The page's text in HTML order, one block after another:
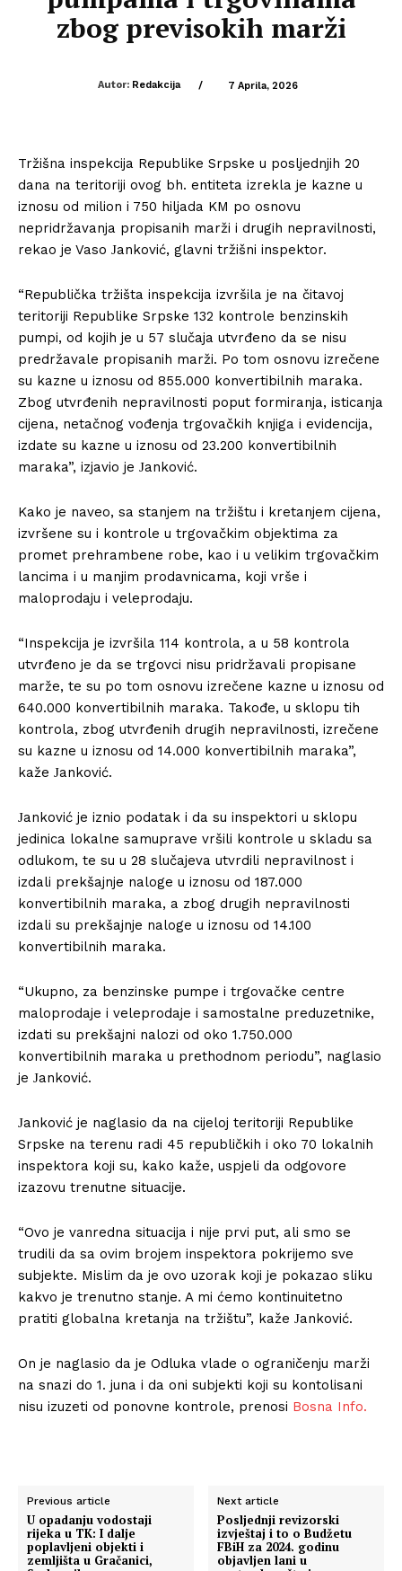
zbog previsokih marži
Autor: Redakcija / 7 Aprila, 2026
Tržišna inspekcija Republike Srpske u posljednjih 20
dana na teritoriji ovog bh. entiteta izrekla je kazne u
iznosu od milion i 750 hiljada KM po osnovu
nepridržavanja propisanih marži i drugih nepravilnosti,
rekao je Vaso Јanković, glavni tržišni inspektor.
“Republička tržišta inspekcija izvršila je na čitavoj
teritoriji Republike Srpske 132 kontrole benzinskih
pumpi, od kojih je u 57 slučaja utvrđeno da se nisu
predržavale propisanih marži. Po tom osnovu izrečene
su kazne u iznosu od 855.000 konvertibilnih maraka.
Zbog utvrđenih nepravilnosti poput formiranja, isticanja
cijena, netačnog vođenja trgovačkih knjiga i evidencija,
izdate su kazne u iznosu od 23.200 konvertibilnih
maraka”, izjavio je Јanković.
Kako je naveo, sa stanjem na tržištu i kretanjem cijena,
izvršene su i kontrole u trgovačkim objektima za
promet prehrambene robe, kao i u velikim trgovačkim
lancima i u manjim prodavnicama, koji vrše i
maloprodaju i veleprodaju.
“Inspekcija je izvršila 114 kontrola, a u 58 kontrola
utvrđeno je da se trgovci nisu pridržavali propisane
marže, te su po tom osnovu izrečene kazne u iznosu od
640.000 konvertibilnih maraka. Takođe, u sklopu tih
kontrola, zbog utvrđenih drugih nepravilnosti, izrečene
su kazne u iznosu od 14.000 konvertibilnih maraka”,
kaže Јanković.
Јanković je iznio podatak i da su inspektori u sklopu
jedinica lokalne samuprave vršili kontrole u skladu sa
odlukom, te su u 28 slučajeva utvrdili nepravilnost i
izdali prekšajnje naloge u iznosu od 187.000
konvertibilnih maraka, a zbog drugih nepravilnosti
izdali su prekšajnje naloge u iznosu od 14.100
konvertibilnih maraka.
“Ukupno, za benzinske pumpe i trgovačke centre
maloprodaje i veleprodaje i samostalne preduzetnike,
izdati su prekšajni nalozi od oko 1.750.000
konvertibilnih maraka u prethodnom periodu”, naglasio
je Јanković.
Јanković je naglasio da na cijeloj teritoriji Republike
Srpske na terenu radi 45 republičkih i oko 70 lokalnih
inspektora koji su, kako kaže, uspjeli da odgovore
izazovu trenutne situacije.
“Ovo je vanredna situacija i nije prvi put, ali smo se
trudili da sa ovim brojem inspektora pokrijemo sve
subjekte. Mislim da je ovo uzorak koji je pokazao sliku
kakvo je trenutno stanje. A mi ćemo kontinuitetno
pratiti globalna kretanja na tržištu”, kaže Јanković.
On je naglasio da je Odluka vlade o ograničenju marži
na snazi do 1. juna i da oni subjekti koji su kontolisani
nisu izuzeti od ponovne kontrole, prenosi Bosna Info.
Previous article
U opadanju vodostaji
rijeka u TK: I dalje
poplavljeni objekti i
zemljišta u Gračanici,
Next article
Posljednji revizorski
izvještaj i to o Budžetu
FBiH za 2024. godinu
objavljen lani u